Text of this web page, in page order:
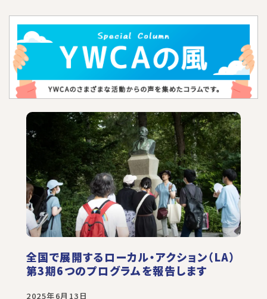
全国で展開するローカル・アクション（LA）
第3期6つのプログラムを報告します
2025年6月13日